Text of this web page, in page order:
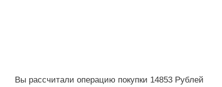
Вы рассчитали операцию покупки 14853 Рублей